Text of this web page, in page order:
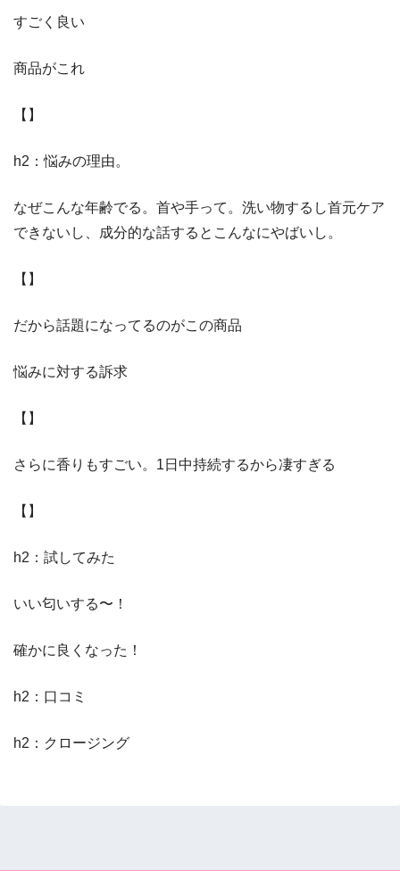
すごく良い
商品がこれ
【】
h2：悩みの理由。
なぜこんな年齢でる。首や手って。洗い物するし首元ケア
できないし、成分的な話するとこんなにやばいし。
【】
だから話題になってるのがこの商品
悩みに対する訴求
【】
さらに香りもすごい。1日中持続するから凄すぎる
【】
h2：試してみた
いい匂いする〜！
確かに良くなった！
h2：口コミ
h2：クロージング